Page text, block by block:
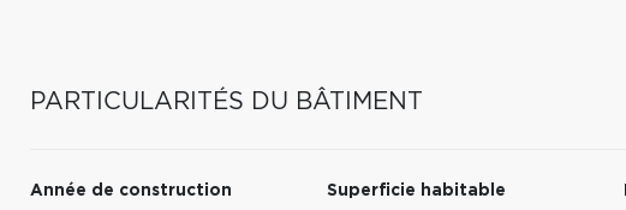
PARTICULARITÉS DU BÂTIMENT
Année de construction
Superficie habitable